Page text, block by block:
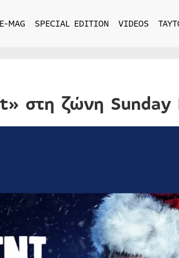
E-MAG SPECIAL EDITION VIDEOS
στη ζώνη Sunday